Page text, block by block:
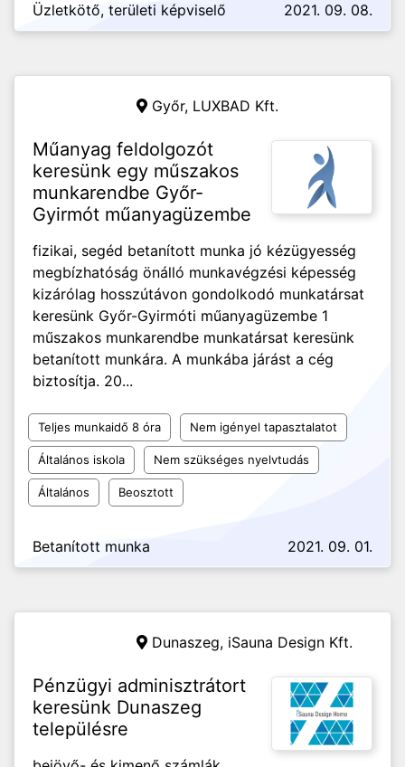
Üzletkötő, területi képviselő 2021. 09. 08.
Győr, LUXBAD Kft.
Műanyag feldolgozót
keresünk egy műszakos
munkarendbe Győr-
Gyirmót műanyagüzembe
fizikai, segéd betanított munka jó kézügyesség
megbízhatóság önálló munkavégzési képesség
kizárólag hosszútávon gondolkodó munkatársat
keresünk Győr-Gyirmóti műanyagüzembe 1
műszakos munkarendbe munkatársat keresünk
betanított munkára. A munkába járást a cég
biztosítja. 20...
Teljes munkaidő 8 óra Nem igényel tapasztalatot
Általános iskola Nem szükséges nyelvtudás
Általános Beosztott
Betanított munka 2021. 09. 01.
Dunaszeg, iSauna Design Kft.
Pénzügyi adminisztrátort
keresünk Dunaszeg
településre